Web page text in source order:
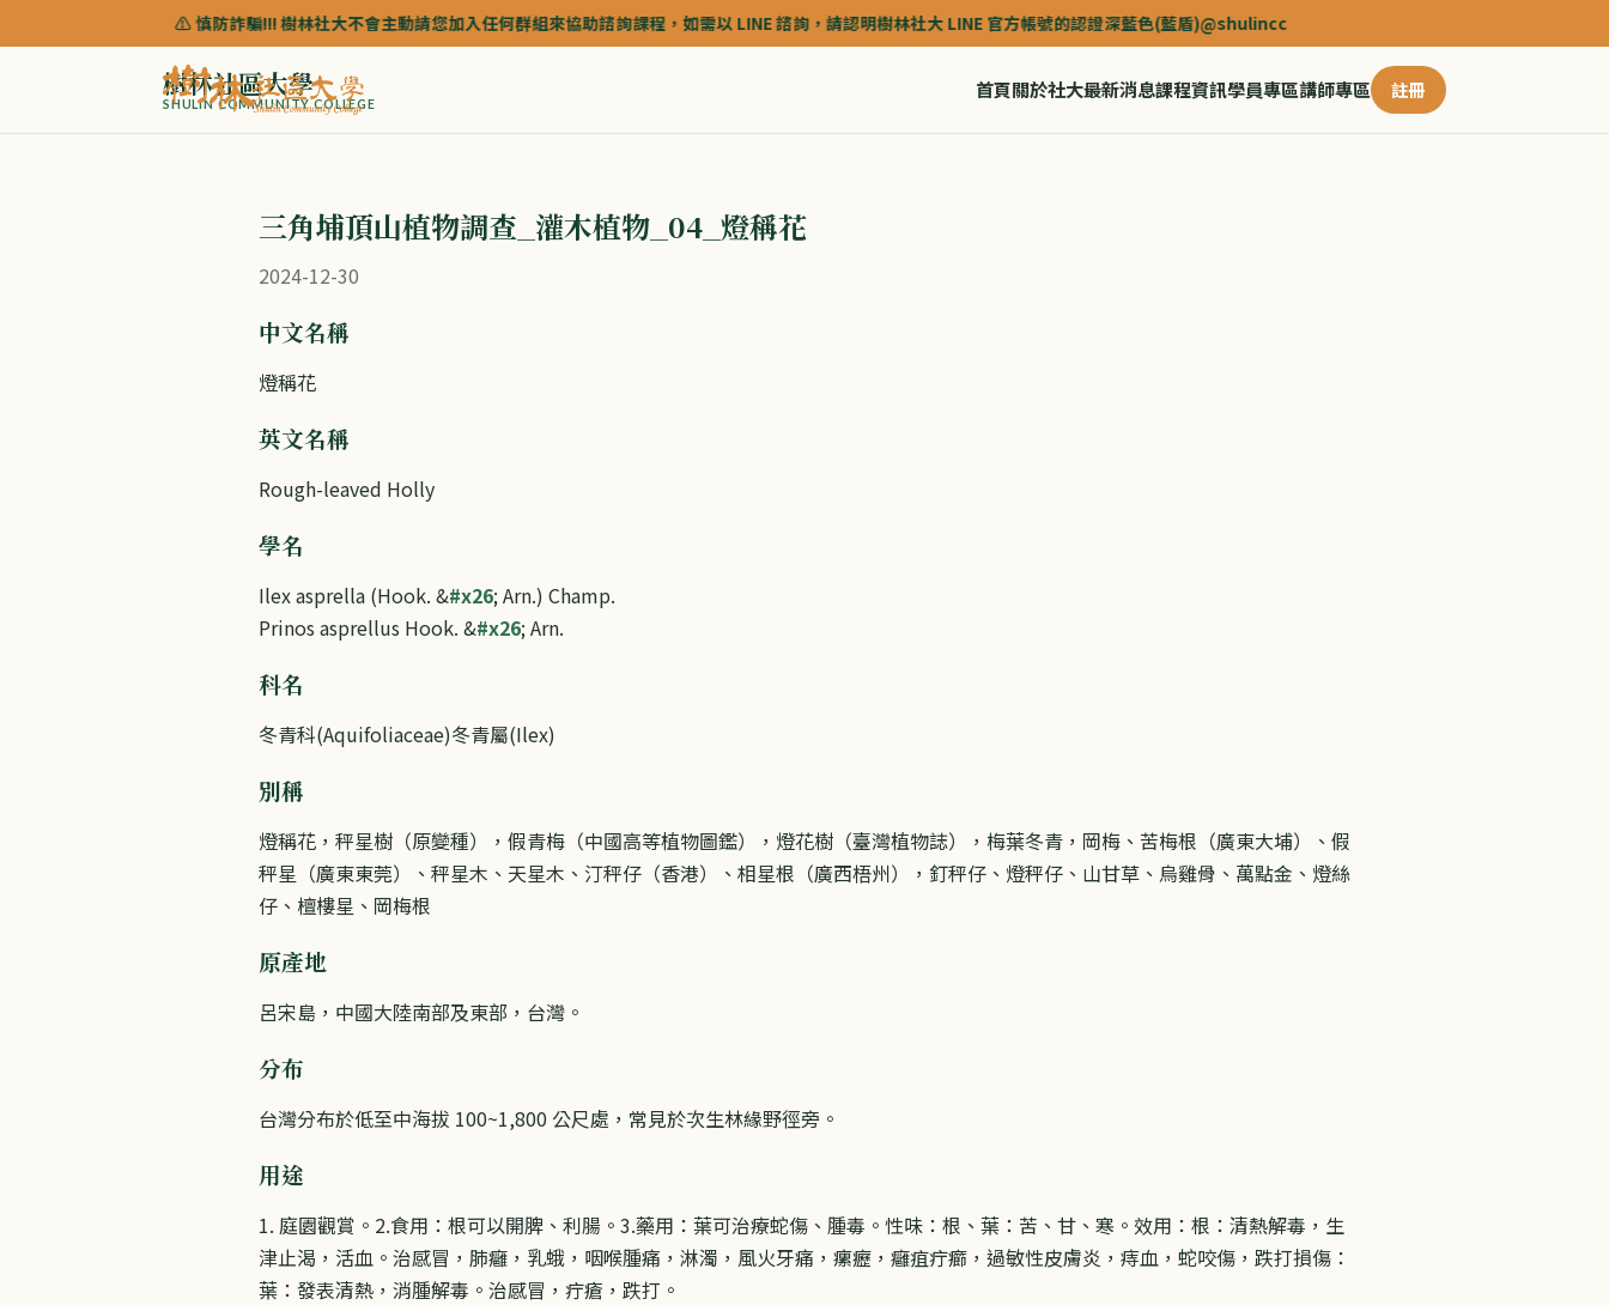
⚠️ 慎防詐騙!!! 樹林社大不會主動請您加入任何群組來協助諮詢課程，如需以 LINE 諮詢，請認明樹林社大 LINE 官方帳號的認證深藍色(藍盾)@shulincc
樹林社區大學
SHULIN COMMUNITY COLLEGE
首頁關於社大最新消息課程資訊學員專區講師專區 註冊
三角埔頂山植物調查_灌木植物_04_燈稱花
2024-12-30
中文名稱
燈稱花
英文名稱
Rough-leaved Holly
學名
Ilex asprella (Hook. &#x26; Arn.) Champ.
Prinos asprellus Hook. &#x26; Arn.
科名
冬青科(Aquifoliaceae)冬青屬(Ilex)
別稱
燈稱花，秤星樹（原變種），假青梅（中國高等植物圖鑑），燈花樹（臺灣植物誌），梅葉冬青，岡梅、苦梅根（廣東大埔）、假
秤星（廣東東莞）、秤星木、天星木、汀秤仔（香港）、相星根（廣西梧州），釘秤仔、燈秤仔、山甘草、烏雞骨、萬點金、燈絲
仔、檀樓星、岡梅根
原產地
呂宋島，中國大陸南部及東部，台灣。
分布
台灣分布於低至中海拔 100~1,800 公尺處，常見於次生林緣野徑旁。
用途
1. 庭園觀賞。2.食用：根可以開脾、利腸。3.藥用：葉可治療蛇傷、腫毒。性味：根、葉：苦、甘、寒。效用：根：清熱解毒，生
津止渴，活血。治感冒，肺癰，乳蛾，咽喉腫痛，淋濁，風火牙痛，瘰癧，癰疽疔癤，過敏性皮膚炎，痔血，蛇咬傷，跌打損傷：
葉：發表清熱，消腫解毒。治感冒，疔瘡，跌打。